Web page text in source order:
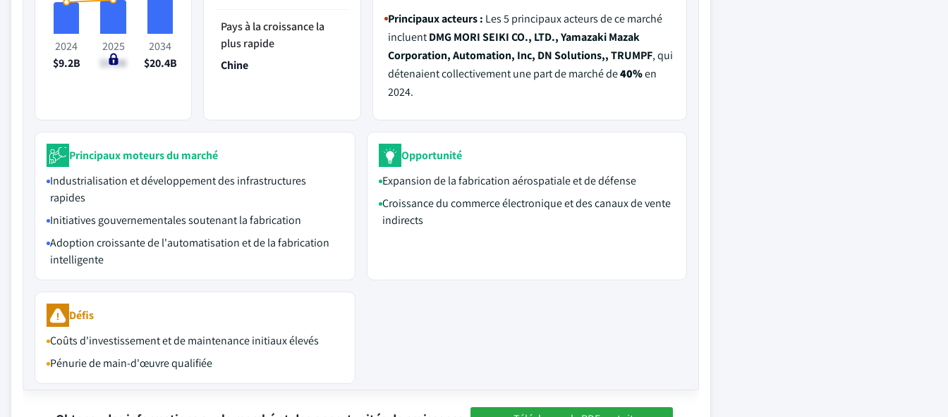
2024
$9.2B
2025
$9.8B
2034
$20.4B
Pays à la croissance la
plus rapide
Chine
Principaux acteurs : Les 5 principaux acteurs de ce marché
incluentDMG MORI SEIKI CO., LTD., Yamazaki Mazak
Corporation, Automation, Inc, DN Solutions,, TRUMPF, qui
détenaient collectivement une part de marché de40%en
2024.
Principaux moteurs du marché
Industrialisation et développement des infrastructures
rapides
Initiatives gouvernementales soutenant la fabrication
Adoption croissante de l'automatisation et de la fabrication
intelligente
Opportunité
Expansion de la fabrication aérospatiale et de défense
Croissance du commerce électronique et des canaux de vente
indirects
Défis
Coûts d'investissement et de maintenance initiaux élevés
Pénurie de main-d'œuvre qualifiée